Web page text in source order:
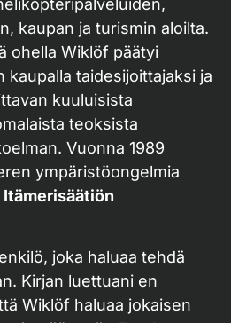
kaupan ja turismin aloilta.
ohella Wiklöf päätyi
kaupalla taidesijoittajaksi ja
kuuluisista
teoksista
Vuonna 1989
ympäristöongelmia
Itämerisäätiön
joka haluaa tehdä
Kirjan luettuani en
Wiklöf haluaa jokaisen